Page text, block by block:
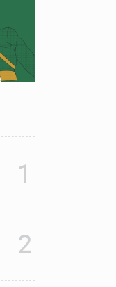
1
2